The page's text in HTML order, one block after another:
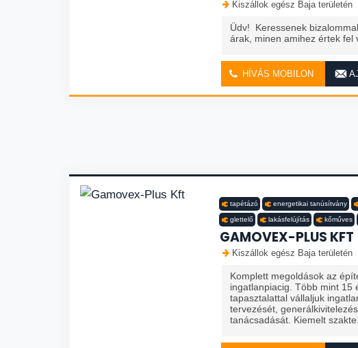
Kiszállok egész Baja területén
Üdv! Keressenek
árak, minen amihez értek fel
HÍVÁS MOBILON
tapétázó energetikai tanúsítvány
glettelő lakásfelújítás kőműves
GAMOVEX-PLUS KFT
Kiszállok egész Baja területén
Komplett megoldások az
ingatlanpiacig. Több mint 15
tapasztalattal vállaljuk
tervezését,
tanácsadását. Kiemelt